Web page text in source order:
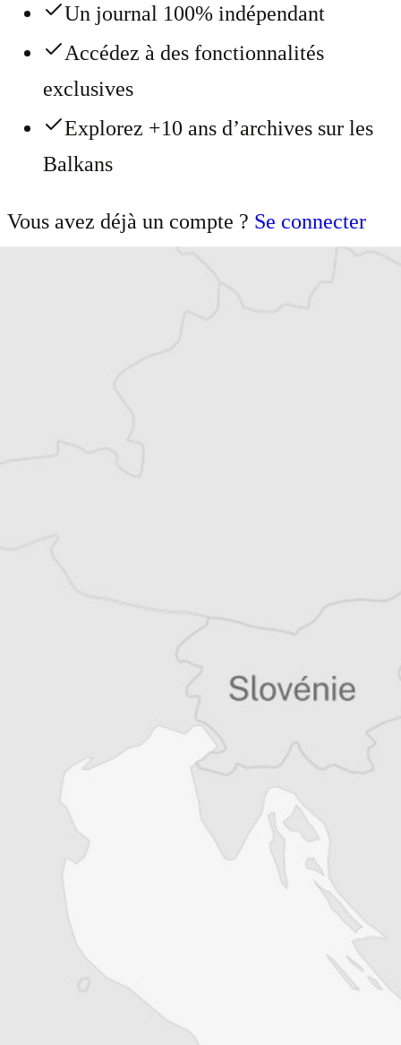
Un journal 100% indépendant
Accédez à des fonctionnalités
exclusives
Explorez +10 ans d’archives sur les
Balkans
Vous avez déjà un compte ? Se connecter